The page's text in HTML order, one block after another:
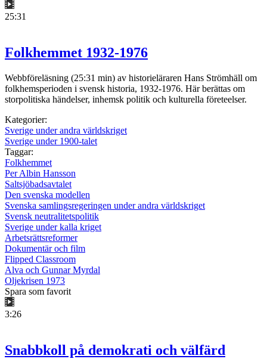
25:31
Folkhemmet 1932-1976
Webbföreläsning (25:31 min) av historieläraren Hans Strömhäll om
folkhemsperioden i svensk historia, 1932-1976. Här berättas om
storpolitiska händelser, inhemsk politik och kulturella företeelser.
Kategorier:
Sverige under andra världskriget
Sverige under 1900-talet
Taggar:
Folkhemmet
Per Albin Hansson
Saltsjöbadsavtalet
Den svenska modellen
Svenska samlingsregeringen under andra världskriget
Svensk neutralitetspolitik
Sverige under kalla kriget
Arbetsrättsreformer
Dokumentär och film
Flipped Classroom
Alva och Gunnar Myrdal
Oljekrisen 1973
Spara som favorit
3:26
Snabbkoll på demokrati och välfärd